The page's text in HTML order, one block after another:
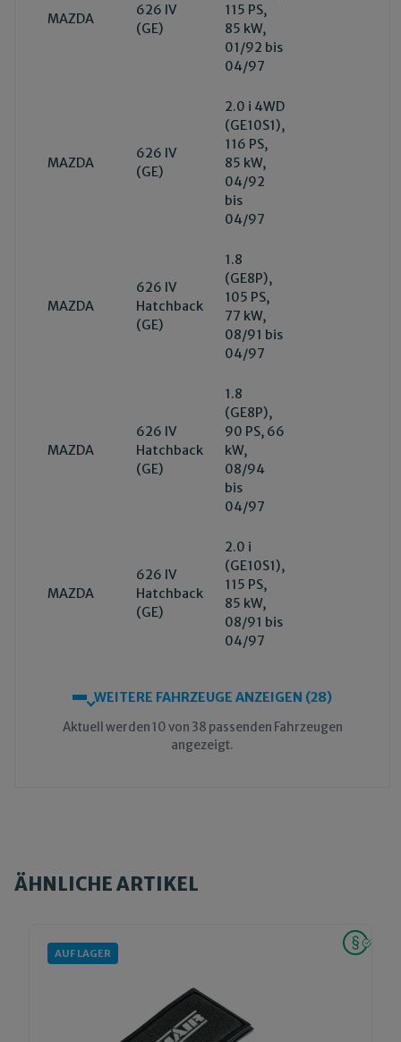
MAZDA
626 IV
(GE)
115 PS,
85 kW,
01/92 bis
04/97
MAZDA
626 IV
(GE)
2.0 i 4WD
(GE10S1),
116 PS,
85 kW,
04/92
bis
04/97
MAZDA
626 IV
Hatchback
(GE)
1.8
(GE8P),
105 PS,
77 kW,
08/91 bis
04/97
MAZDA
626 IV
Hatchback
(GE)
1.8
(GE8P),
90 PS, 66
kW,
08/94
bis
04/97
MAZDA
626 IV
Hatchback
(GE)
2.0 i
(GE10S1),
115 PS,
85 kW,
08/91 bis
04/97
WEITERE FAHRZEUGE ANZEIGEN (28)
Aktuell werden 10 von 38 passenden Fahrzeugen
angezeigt.
ÄHNLICHE ARTIKEL
AUF LAGER